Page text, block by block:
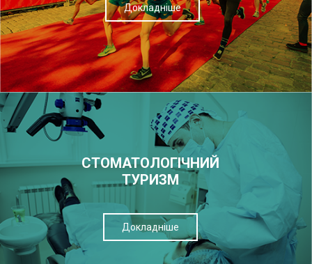
Докладніше
СТОМАТОЛОГІЧНИЙ
ТУРИЗМ
Докладніше